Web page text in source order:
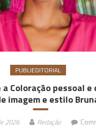
PUBLIEDITORIAL
a Coloração pessoal e
imagem e estilo
2026 Redação